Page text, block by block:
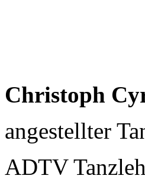
Christoph
angestellter
ADTV